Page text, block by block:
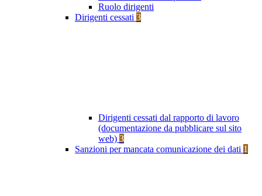
Ruolo dirigenti
Dirigenti cessati 3
Dirigenti cessati dal rapporto di lavoro
(documentazione da pubblicare sul sito
web) 3
Sanzioni per mancata comunicazione dei dati 1